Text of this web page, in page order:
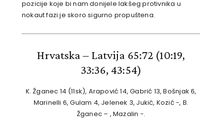
pozicije koje bi nam donijele lakšeg protivnika u
nokaut fazi je skoro sigurno propuštena.
Hrvatska – Latvija 65:72 (10:19,
33:36, 43:54)
K. Žganec 14 (11sk), Arapović 14, Gabrić 13, Bošnjak 6,
Marinelli 6, Gulam 4, Jelenek 3, Jukić, Kozić -, B.
Žganec – , Mazalin -.